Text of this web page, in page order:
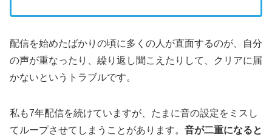
配信を始めたばかりの頃に多くの人が直面するのが、自分
の声が重なったり、繰り返し聞こえたりして、クリアに届
かないというトラブルです。
私も7年配信を続けていますが、たまに音の設定をミスし
てループさせてしまうことがあります。 音が二重になると